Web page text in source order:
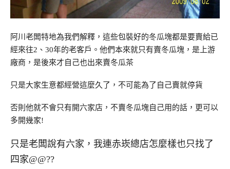
阿川老闆特地為我們解釋，這些包裝好的冬瓜塊都是要賣給已
經來往2、30年的老客戶。他們本來就只有賣冬瓜塊，是上游
廠商，是後來才自己也出來賣冬瓜茶
只是大家生意都經營這麼久了，不可能為了自己賣就停貨
否則他就不會只有開六家店，不賣冬瓜塊自己用的話，更可以
多開幾家!
只是老闆說有六家，我連赤崁總店怎麼樣也只找了
四家@@??